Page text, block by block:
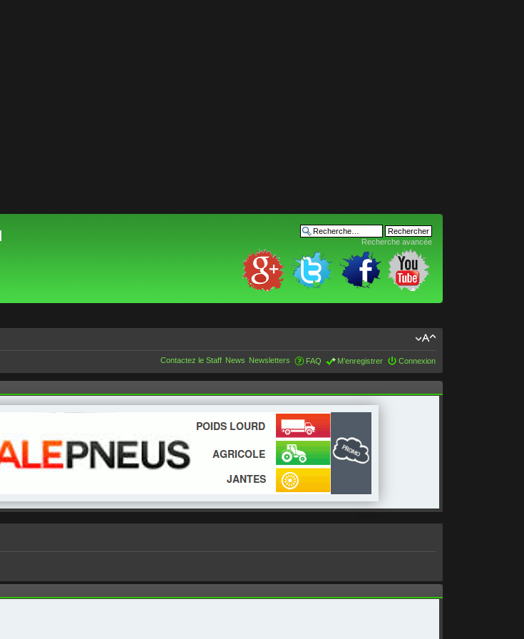
Recherche avancée
Contactez le Staff News Newsletters FAQ M’enregistrer Connexion